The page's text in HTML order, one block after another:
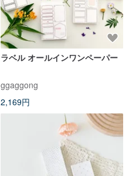
ラベル オールインワンペーパー
ggaggong
2,169円